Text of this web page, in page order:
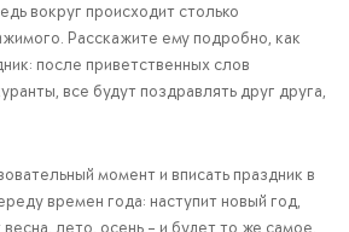
вокруг происходит столько
Расскажите ему подробно, как
после приветственных слов
все будут поздравлять друг друга,
момент и вписать праздник в
времен года: наступит новый год,
лето, осень – и будет то же самое.